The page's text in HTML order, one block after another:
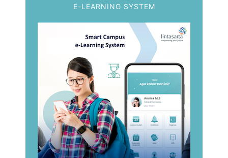
E-LEARNING SYSTEM